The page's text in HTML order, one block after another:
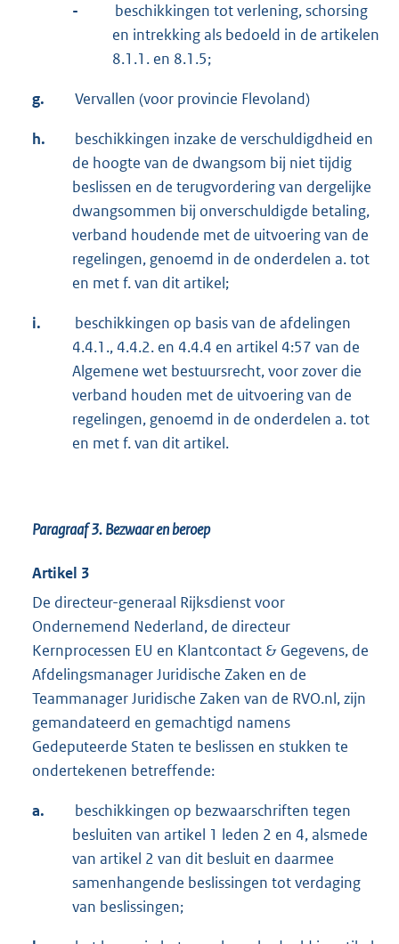
-
beschikkingen tot verlening, schorsing
en intrekking als bedoeld in de artikelen
8.1.1. en 8.1.5;
g. Vervallen (voor provincie Flevoland)
h.
beschikkingen inzake de verschuldigdheid en
de hoogte van de dwangsom bij niet tijdig
beslissen en de terugvordering van dergelijke
dwangsommen bij onverschuldigde betaling,
verband houdende met de uitvoering van de
regelingen, genoemd in de onderdelen a. tot
en met f. van dit artikel;
i.
beschikkingen op basis van de afdelingen
4.4.1., 4.4.2. en 4.4.4 en artikel 4:57 van de
Algemene wet bestuursrecht, voor zover die
verband houden met de uitvoering van de
regelingen, genoemd in de onderdelen a. tot
en met f. van dit artikel.
Paragraaf 3. Bezwaar en beroep
Artikel 3
De directeur-generaal Rijksdienst voor
Ondernemend Nederland, de directeur
Kernprocessen EU en Klantcontact & Gegevens, de
Afdelingsmanager Juridische Zaken en de
Teammanager Juridische Zaken van de RVO.nl, zijn
gemandateerd en gemachtigd namens
Gedeputeerde Staten te beslissen en stukken te
ondertekenen betreffende:
a.
beschikkingen op bezwaarschriften tegen
besluiten van artikel 1 leden 2 en 4, alsmede
van artikel 2 van dit besluit en daarmee
samenhangende beslissingen tot verdaging
van beslissingen;